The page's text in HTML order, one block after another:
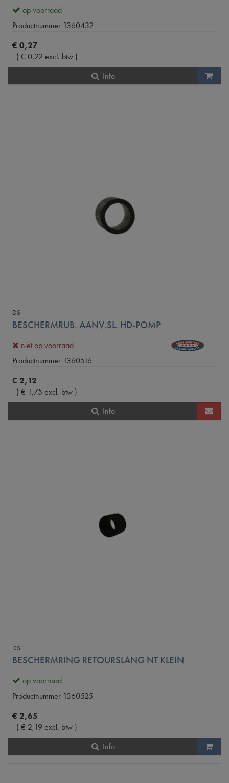
op voorraad
Productnummer 1360432
€ 0,27
( €0,22 excl. btw )
Info
DS
BESCHERMRUB. AANV.SL. HD-POMP
niet op voorraad
Productnummer 1360516
€ 2,12
( € 1,75 excl. btw )
Info
DS
BESCHERMRING RETOURSLANG NT KLEIN
op voorraad
Productnummer 1360525
€ 2,65
( € 2,19 excl. btw )
Info